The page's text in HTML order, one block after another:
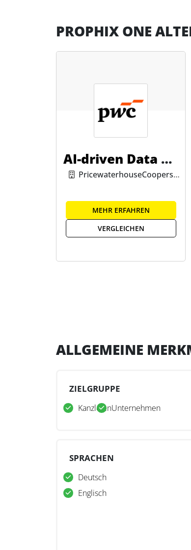
Prophix One automatisiert den
Datengenauigkeit. Die Software
über Dashboards und KI-gestützte
PROPHIX ONE
AI-driven Data An
alytics
PricewaterhouseCoopers
MEHR ERFAHREN
VERGLEICHEN
ALLGEMEINE
ZIELGRUPPE
KanzleienUnternehmen
SPRACHEN
Deutsch
Englisch